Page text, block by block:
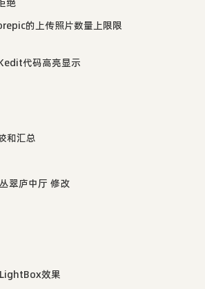
的上传照片数量上限限
代码高亮显示
和汇总
翠庐中厅 修改
效果